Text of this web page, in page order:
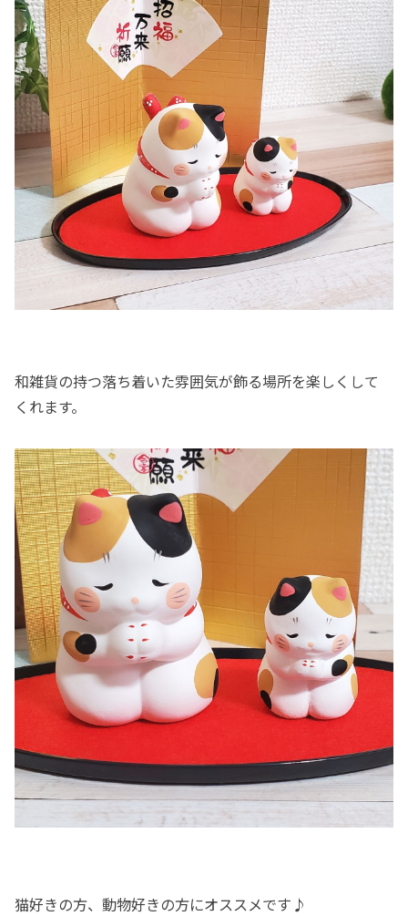
和雑貨の持つ落ち着いた雰囲気が飾る場所を楽しくして
くれます。
猫好きの方、動物好きの方にオススメです♪